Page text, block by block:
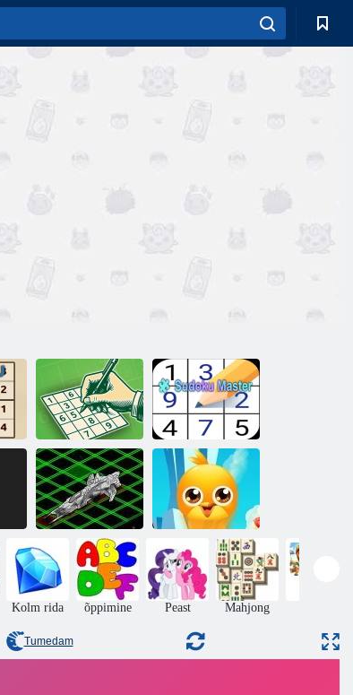
Sudoku
lõõgastub
Sudoku meister
Intergalaktilist
Laevade
pommitamine
Top sõprade
sõbrad
Kolm rida õppimine Peast Mahjong
Tumedam